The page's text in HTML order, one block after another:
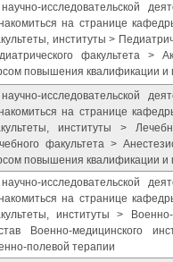
исследовательской
на странице
институты >
факультета >
повышения квалификации и
исследовательской
на странице
институты >
факультета >
повышения квалификации и
исследовательской
на странице
институты >
Военно-медицинского
полевой терапии